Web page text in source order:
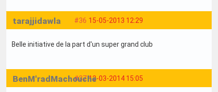
#36 15-05-2013 12:29
tarajjidawla
Belle initiative de la part d'un super grand club
#37 13-03-2014 15:05
BenM'radMachouche